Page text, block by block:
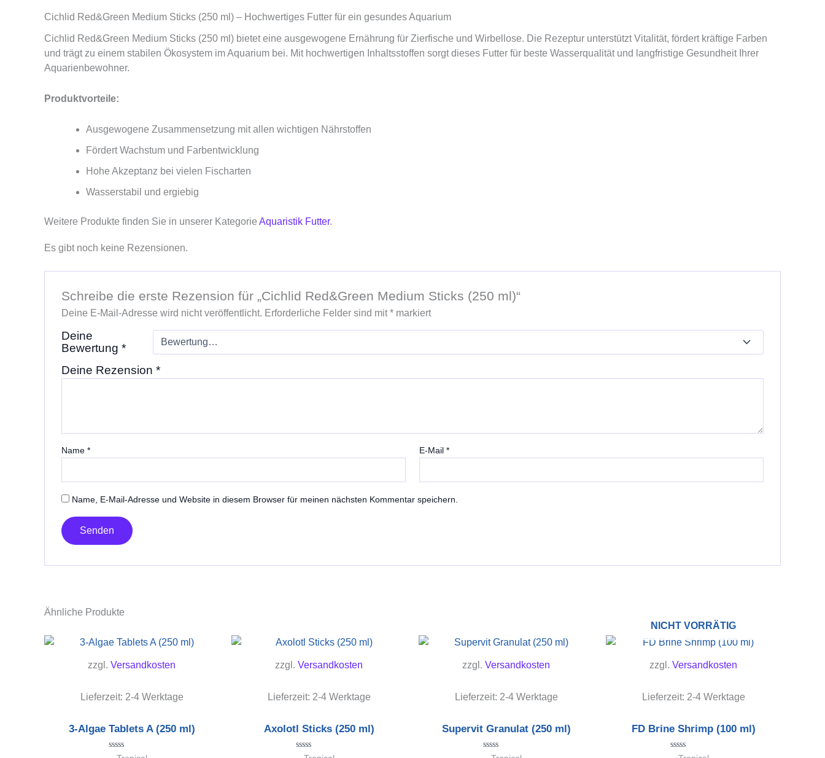
Cichlid Red&Green Medium Sticks (250 ml) – Hochwertiges Futter für ein gesundes Aquarium
Cichlid Red&Green Medium Sticks (250 ml) bietet eine ausgewogene Ernährung für Zierfische und Wirbellose. Die Rezeptur unterstützt Vitalität, fördert kräftige Farben
und trägt zu einem stabilen Ökosystem im Aquarium bei. Mit hochwertigen Inhaltsstoffen sorgt dieses Futter für beste Wasserqualität und langfristige Gesundheit Ihrer
Aquarienbewohner.
Produktvorteile:
Ausgewogene Zusammensetzung mit allen wichtigen Nährstoffen
Fördert Wachstum und Farbentwicklung
Hohe Akzeptanz bei vielen Fischarten
Wasserstabil und ergiebig
Weitere Produkte finden Sie in unserer Kategorie Aquaristik Futter.
Es gibt noch keine Rezensionen.
Schreibe die erste Rezension für „Cichlid Red&Green Medium Sticks (250 ml)“
Deine E-Mail-Adresse wird nicht veröffentlicht. Erforderliche Felder sind mit*markiert
Deine
Bewertung *
Deine Rezension *
Name * E-Mail*
Name, E-Mail-Adresse und Website in diesem Browser für meinen nächsten Kommentar speichern.
Ähnliche Produkte
zzgl. Versandkosten
Lieferzeit: 2-4 Werktage
3-Algae Tablets A (250 ml)
zzgl. Versandkosten
Lieferzeit: 2-4 Werktage
Axolotl Sticks (250 ml)
zzgl. Versandkosten
Lieferzeit: 2-4 Werktage
Supervit Granulat (250 ml)
NICHT VORRÄTIG
zzgl. Versandkosten
Lieferzeit: 2-4 Werktage
FD Brine Shrimp (100 ml)